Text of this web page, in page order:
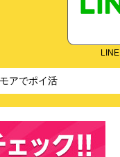
LINE
アでポイ活